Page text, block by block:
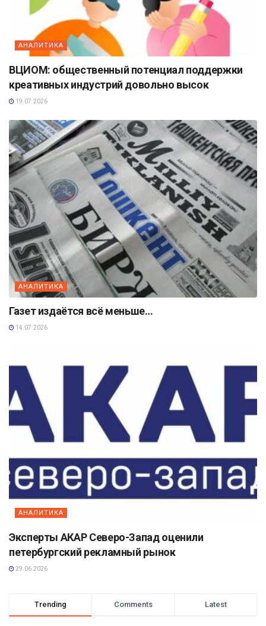
АНАЛИТИКА
ВЦИОМ: общественный потенциал поддержки
креативных индустрий довольно высок
19.07.2026
АНАЛИТИКА
Газет издаётся всё меньше…
14.07.2026
АНАЛИТИКА
Эксперты АКАР Северо-Запад оценили
петербургский рекламный рынок
29.06.2026
Trending Comments Latest